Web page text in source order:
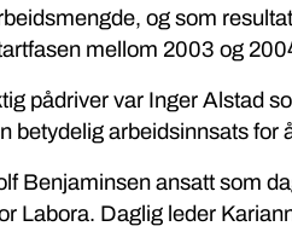
og som
mellom 2003 og
pådriver var Inger Alstad
betydelig arbeidsinnsats for
Benjaminsen ansatt som
Labora. Daglig leder